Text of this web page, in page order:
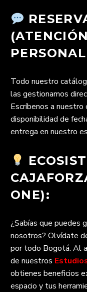
(ATENCIÓN
Todo nuestro
las gestionamos
Escríbenos a
disponibilidad de
entrega en nuestro
ONE):
¿Sabías que puedes
nosotros? Olvídate
por todo Bogotá. Al
de nuestros
obtienes beneficios
espacio y tus